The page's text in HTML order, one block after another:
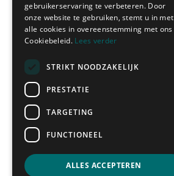
gebruikerservaring te verbeteren. Door
onze website te gebruiken, stemt u in met
alle cookies in overeenstemming met ons
Cookiebeleid. Lees verder
STRIKT NOODZAKELIJK
PRESTATIE
TARGETING
FUNCTIONEEL
ALLES ACCEPTEREN